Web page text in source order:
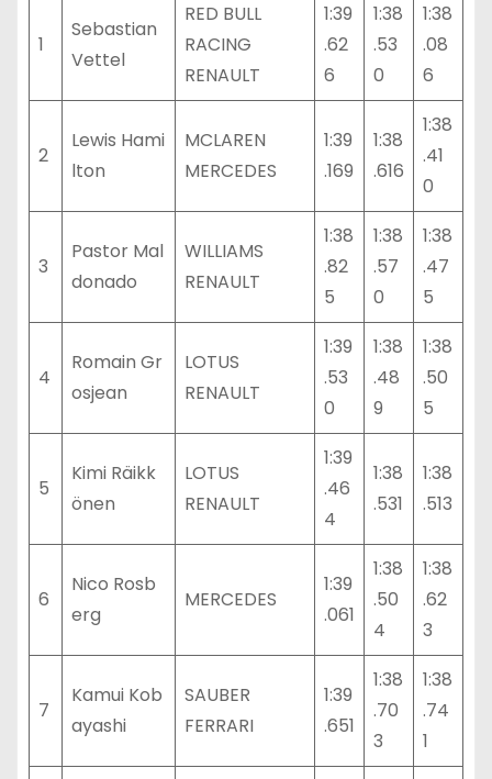
1
Sebastian
Vettel
RED BULL
RACING
RENAULT
1:39
.62
6
1:38
.53
0
1:38
.08
6
2
Lewis Hami
lton
MCLAREN
MERCEDES
1:39
.169
1:38
.616
1:38
.41
0
3
Pastor Mal
donado
WILLIAMS
RENAULT
1:38
.82
5
1:38
.57
0
1:38
.47
5
4
Romain Gr
osjean
LOTUS
RENAULT
1:39
.53
0
1:38
.48
9
1:38
.50
5
5
Kimi Räikk
önen
LOTUS
RENAULT
1:39
.46
4
1:38
.531
1:38
.513
6
Nico Rosb
erg
MERCEDES
1:39
.061
1:38
.50
4
1:38
.62
3
7
Kamui Kob
ayashi
SAUBER
FERRARI
1:39
.651
1:38
.70
3
1:38
.74
1